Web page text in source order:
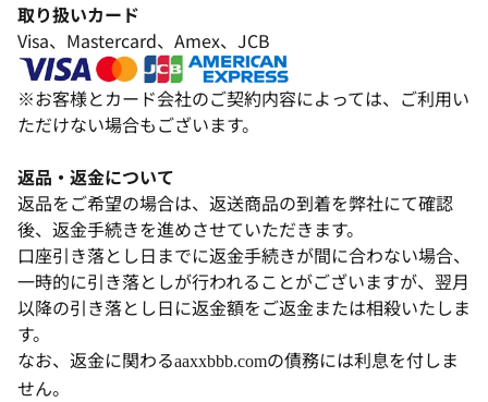
取り扱いカード
Visa、Mastercard、Amex、JCB
※お客様とカード会社のご契約内容によっては、ご利用い
ただけない場合もございます。
返品・返金について
返品をご希望の場合は、返送商品の到着を弊社にて確認
後、返金手続きを進めさせていただきます。
口座引き落とし日までに返金手続きが間に合わない場合、
一時的に引き落としが行われることがございますが、翌月
以降の引き落とし日に返金額をご返金または相殺いたしま
す。
なお、返金に関わるaaxxbbb.comの債務には利息を付しま
せん。